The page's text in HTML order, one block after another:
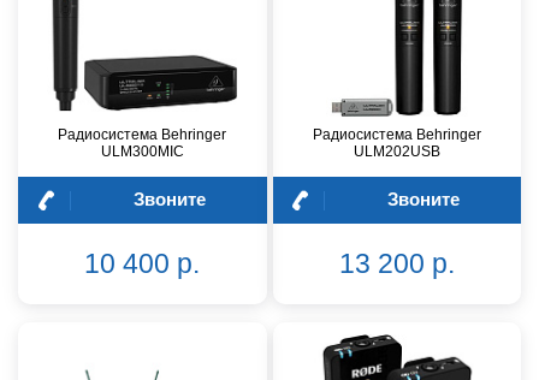
Радиосистема Behringer
ULM300MIC
Звоните
10 400 р.
Радиосистема Behringer
ULM202USB
Звоните
13 200 р.